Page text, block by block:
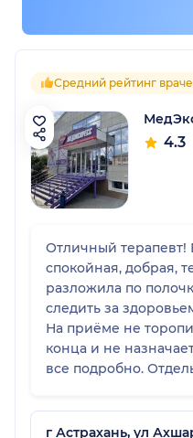
Средний рейтинг
4.3
Отличный терапевт!
спокойная, добрая,
разложила по
следить за
На приёме не
конца и не
все подробно. Отдельно хочется отметить
вопросы отвечали
словами, без
г Астрахань, ул